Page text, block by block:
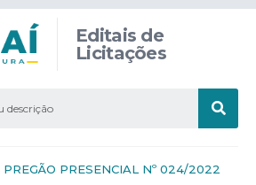
Editais de
Licitações
PREGÃO PRESENCIAL Nº 024/2022